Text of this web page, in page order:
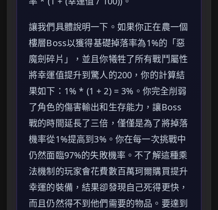
讓我們具體說明一下。如果你正在農一個
樓層Boss以獲得基礎掉落率為1%的「惡
魔劍碎片」，並且你犧牲了所有戰鬥屬性
將幸運值提升到驚人的200，你的計算結
果如下：1% * (1 + 2) = 3%。你完全削弱
了角色的傷害輸出和生存能力，讓Boss
戰的時間延長了三倍，僅僅是為了將掉落
機率從1%提高到3%。你在每一次挑戰中
仍然面臨97%的失敗機率。不了解這種乘
法機制的玩家會花費數百萬珂爾購買提升
幸運的裝備，結果卻發現自己死得更快，
而且仍然得不到他們需要的物品。要達到